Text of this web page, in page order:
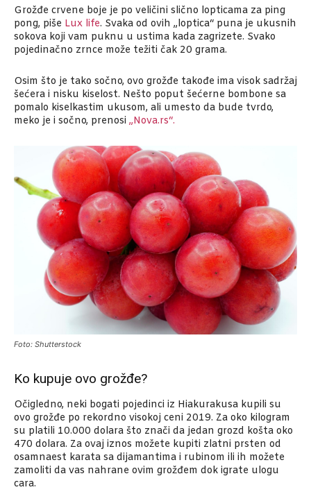
Grožđe crvene boje je po veličini slično lopticama za ping
pong, piše Lux life. Svaka od ovih „loptica“ puna je ukusnih
sokova koji vam puknu u ustima kada zagrizete. Svako
pojedinačno zrnce može težiti čak 20 grama.
Osim što je tako sočno, ovo grožđe takođe ima visok sadržaj
šećera i nisku kiselost. Nešto poput šećerne bombone sa
pomalo kiselkastim ukusom, ali umesto da bude tvrdo,
meko je i sočno, prenosi „Nova.rs“.
Foto: Shutterstock
Ko kupuje ovo grožđe?
Očigledno, neki bogati pojedinci iz Hiakurakusa kupili su
ovo grožđe po rekordno visokoj ceni 2019. Za oko kilogram
su platili 10.000 dolara što znači da jedan grozd košta oko
470 dolara. Za ovaj iznos možete kupiti zlatni prsten od
osamnaest karata sa dijamantima i rubinom ili ih možete
zamoliti da vas nahrane ovim grožđem dok igrate ulogu
cara.